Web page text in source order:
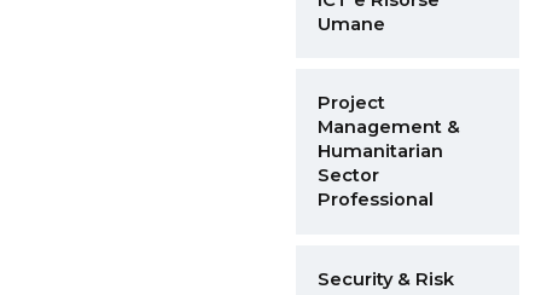
Umane
Project
Management &
Humanitarian
Sector
Professional
Security & Risk